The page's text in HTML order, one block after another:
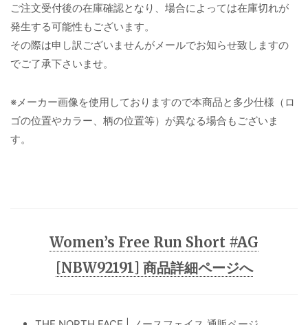
ご注文受付後の在庫確認となり、場合によっては在庫切れが
発生する可能性もございます。
その際は申し訳ございませんがメールでお知らせ致しますの
でご了承下さいませ。
※メーカー画像を使用しておりますので本商品と多少仕様（ロ
ゴの位置やカラー、柄の位置等）が異なる場合もございま
す。
Women’s Free Run Short #AG
[NBW92191] 商品詳細ページへ